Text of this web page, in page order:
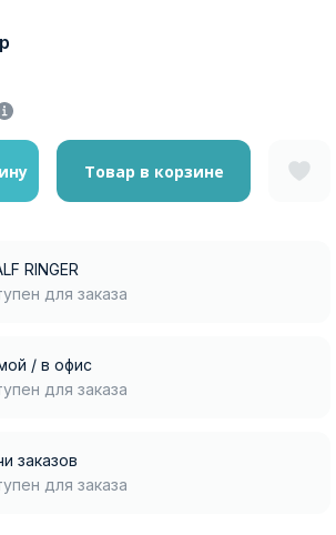
Товар в корзине
RINGER
для заказа
/ в офис
для заказа
заказов
для заказа